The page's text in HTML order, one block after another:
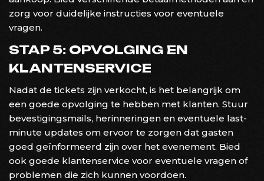
zorg voor duidelijke instructies voor eventuele
vragen.
STAP 5: OPVOLGING EN
KLANTENSERVICE
Nadat de tickets zijn verkocht, is het belangrijk om
een goede opvolging te hebben met klanten. Stuur
bevestigingsmails, herinneringen en eventuele last-
minute updates om ervoor te zorgen dat gasten
goed geïnformeerd zijn over het evenement. Bied
ook goede klantenservice voor eventuele vragen of
problemen die zich kunnen voordoen.